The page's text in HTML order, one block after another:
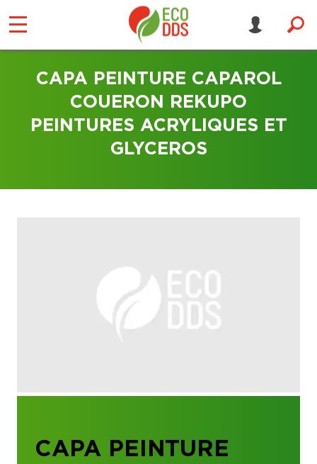
CAPA PEINTURE CAPAROL
COUERON REKUPO
PEINTURES ACRYLIQUES ET
GLYCEROS
CAPA PEINTURE